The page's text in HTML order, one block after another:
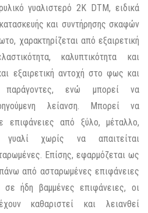
γυαλιστερό 2Κ DTM, ειδικά
και συντήρησης σκαφών
χαρακτηρίζεται από εξαιρετική
καλυπτικότητα και
εξαιρετική αντοχή στο φως και
παράγοντες, ενώ μπορεί να
λείανση. Μπορεί να
επιφάνειες από ξύλο, μέταλλο,
γυαλί χωρίς να απαιτείται
Επίσης, εφαρμόζεται ως
από ασταρωμένες επιφάνειες
ήδη βαμμένες επιφάνειες, οι
καθαριστεί και λειανθεί